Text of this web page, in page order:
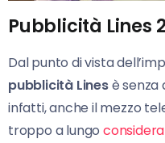
Pubblicità Lines
Dal punto di vista
pubblicità Linesè senza
infatti, anche il mezzo
troppo a lungo